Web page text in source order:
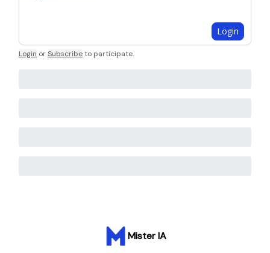
Login
Login orSubscribeto participate.
Mister IA